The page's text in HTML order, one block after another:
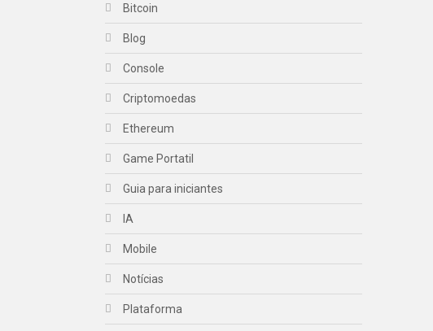
Bitcoin
Blog
Console
Criptomoedas
Ethereum
Game Portatil
Guia para iniciantes
IA
Mobile
Notícias
Plataforma